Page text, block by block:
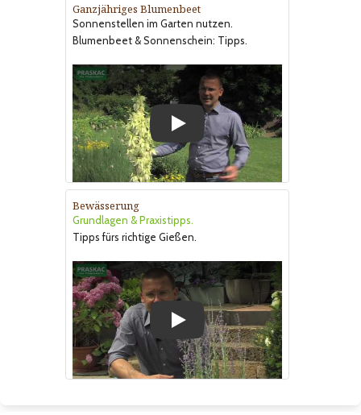
Ganzjähriges Blumenbeet
Sonnenstellen im Garten nutzen.
Blumenbeet & Sonnenschein: Tipps.
Bewässerung
Grundlagen & Praxistipps.
Tipps fürs richtige Gießen.